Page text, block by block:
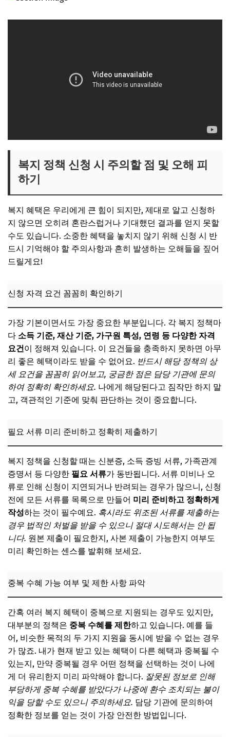
복지 정책 신청 시 주의할 점 및 오해 피
하기
복지 혜택은 우리에게 큰 힘이 되지만, 제대로 알고 신청하
지 않으면 오히려 혼란스럽거나 기대했던 결과를 얻지 못할
수도 있습니다. 소중한 혜택을 놓치지 않기 위해 신청 시 반
드시 기억해야 할 주의사항과 흔히 발생하는 오해들을 짚어
드릴게요!
신청 자격 요건 꼼꼼히 확인하기
가장 기본이면서도 가장 중요한 부분입니다. 각 복지 정책마
다 소득 기준, 재산 기준, 가구원 특성, 연령 등 다양한 자격
요건이 정해져 있습니다. 이 요건들을 충족하지 못하면 아무
리 좋은 혜택이라도 받을 수 없어요. 반드시 해당 정책의 상
세 요건을 꼼꼼히 읽어보고, 궁금한 점은 담당 기관에 문의
하여 정확히 확인하세요. 나에게 해당된다고 짐작만 하지 말
고, 객관적인 기준에 맞춰 판단하는 것이 중요합니다.
필요 서류 미리 준비하고 정확히 제출하기
복지 정책을 신청할 때는 신분증, 소득 증빙 서류, 가족관계
증명서 등 다양한 필요 서류가 동반됩니다. 서류 미비나 오
류로 인해 신청이 지연되거나 반려되는 경우가 많으니, 신청
전에 모든 서류를 목록으로 만들어 미리 준비하고 정확하게
작성하는 것이 필수예요. 혹시라도 위조된 서류를 제출하는
경우 법적인 처벌을 받을 수 있으니 절대 시도해서는 안 됩
니다. 원본 제출이 필요한지, 사본 제출이 가능한지 여부도
미리 확인하는 센스를 발휘해 보세요.
중복 수혜 가능 여부 및 제한 사항 파악
간혹 여러 복지 혜택이 중복으로 지원되는 경우도 있지만,
대부분의 정책은 중복 수혜를 제한하고 있습니다. 예를 들
어, 비슷한 목적의 두 가지 지원을 동시에 받을 수 없는 경우
가 많죠. 내가 현재 받고 있는 혜택이 다른 혜택과 중복될 수
있는지, 만약 중복될 경우 어떤 정책을 선택하는 것이 나에
게 더 유리한지 미리 파악해야 합니다. 잘못된 정보로 인해
부당하게 중복 수혜를 받았다가 나중에 환수 조치되는 불이
익을 당할 수도 있으니 주의하세요. 담당 기관에 문의하여
정확한 정보를 얻는 것이 가장 안전한 방법입니다.